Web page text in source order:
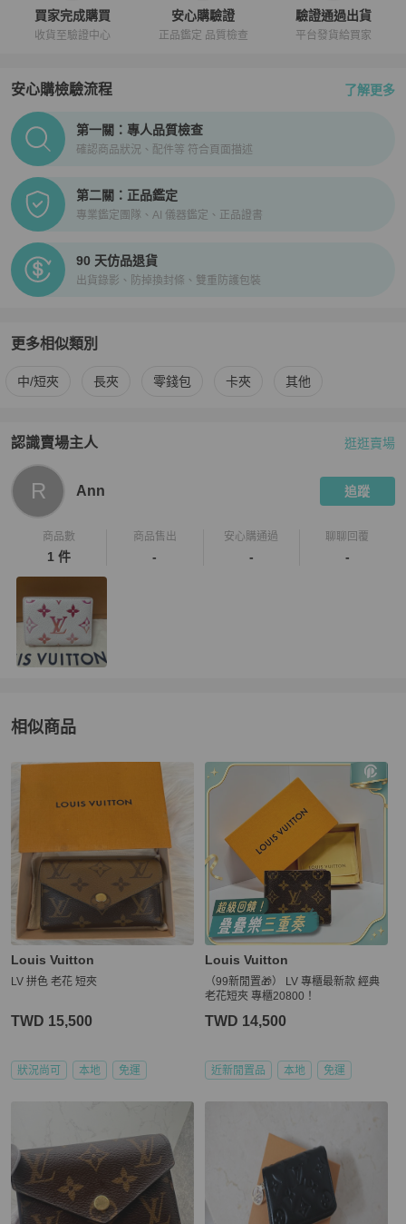
買家完成購買
收貨至驗證中心
安心購驗證
正品鑑定 品質檢查
驗證通過出貨
平台發貨給買家
安心購檢驗流程 了解更多
PopChill拍拍圈正品驗證、安心購檢驗流程介紹
第一關：專人品質檢查
確認商品狀況、配件等 符合頁面描述
第二關：正品鑑定
專業鑑定團隊、AI 儀器鑑定、正品證書
90 天仿品退貨
出貨錄影、防掉換封條、雙重防護包裝
更多相似類別
更多Louis Vuitton女士錢包 / 小皮件 相似商品推薦
中/短夾 長夾 零錢包 卡夾 其他
認識賣場主人
PopChill 拍拍圈嚴選賣家
逛逛賣場
R Ann 追蹤
商品數
1 件
商品售出
-
安心購通過
-
聊聊回覆
-
相似商品
更多相似Louis Vuitton女士錢包 / 小皮件推薦精品
Louis Vuitton
LV 拼色 老花 短夾
TWD 15,500
狀況尚可 本地 免運
Louis Vuitton
（99新閒置🎁） LV 專櫃最新款 經典
老花短夾 專櫃20800！
TWD 14,500
近新閒置品 本地 免運